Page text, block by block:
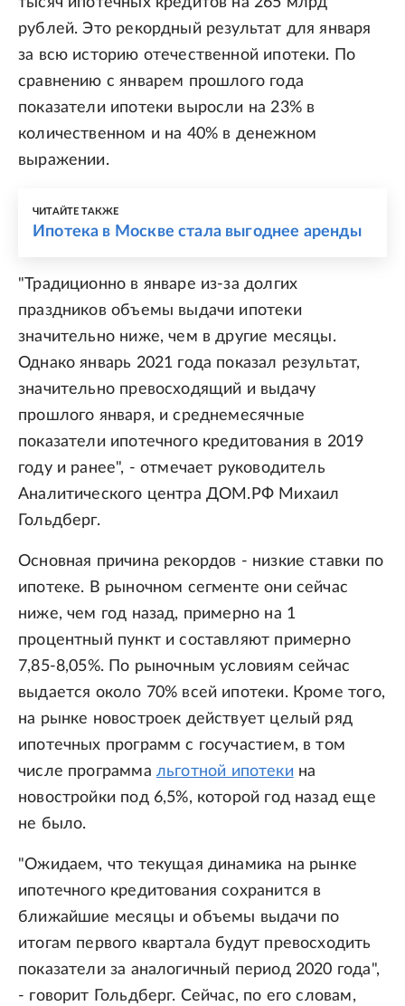
рублей. Это рекордный результат для января
за всю историю отечественной ипотеки. По
сравнению с январем прошлого года
показатели ипотеки выросли на 23% в
количественном и на 40% в денежном
выражении.
ЧИТАЙТЕ ТАКЖЕ
Ипотека в Москве стала выгоднее аренды
"Традиционно в январе из-за долгих
праздников объемы выдачи ипотеки
значительно ниже, чем в другие месяцы.
Однако январь 2021 года показал результат,
значительно превосходящий и выдачу
прошлого января, и среднемесячные
показатели ипотечного кредитования в 2019
году и ранее", - отмечает руководитель
Аналитического центра ДОМ.РФ Михаил
Гольдберг.
Основная причина рекордов - низкие ставки по
ипотеке. В рыночном сегменте они сейчас
ниже, чем год назад, примерно на 1
процентный пункт и составляют примерно
7,85-8,05%. По рыночным условиям сейчас
выдается около 70% всей ипотеки. Кроме того,
на рынке новостроек действует целый ряд
ипотечных программ с госучастием, в том
числе программа льготной ипотеки на
новостройки под 6,5%, которой год назад еще
не было.
"Ожидаем, что текущая динамика на рынке
ипотечного кредитования сохранится в
ближайшие месяцы и объемы выдачи по
итогам первого квартала будут превосходить
показатели за аналогичный период 2020 года",
- говорит Гольдберг. Сейчас, по его словам,